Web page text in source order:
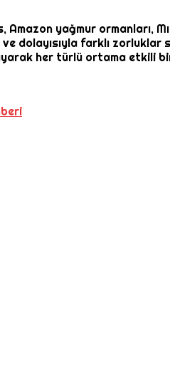
yağmur ormanları,
dolayısıyla farklı zorluklar
her türlü ortama etkili